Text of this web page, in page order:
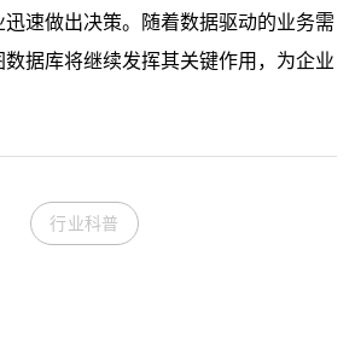
速做出决策。随着数据驱动的业务需
据库将继续发挥其关键作用，为企业
行业科普